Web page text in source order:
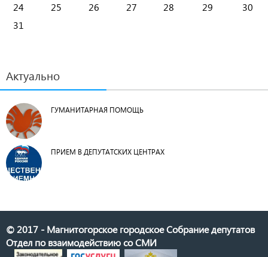
24
25 26 27 28 29
30
31
Актуально
ГУМАНИТАРНАЯ ПОМОЩЬ
ПРИЕМ В ДЕПУТАТСКИХ ЦЕНТРАХ
© 2017 - Магнитогорское городское Собрание депутатов
Отдел по взаимодействию со СМИ